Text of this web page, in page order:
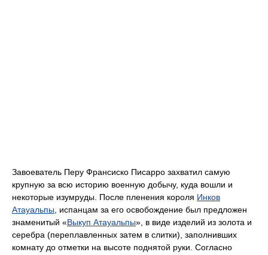
Завоеватель Перу Франсиско Писарро захватил самую
крупную за всю историю военную добычу, куда вошли и
некоторые изумруды. После пленения короля Инков
Атауальпы , испанцам за его освобождение был предложен
знаменитый «Выкуп Атауальпы», в виде изделий из золота и
серебра (переплавленных затем в слитки), заполнивших
комнату до отметки на высоте поднятой руки. Согласно